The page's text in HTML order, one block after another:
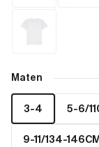
Maten
3-4 5-6/
9-11/134-